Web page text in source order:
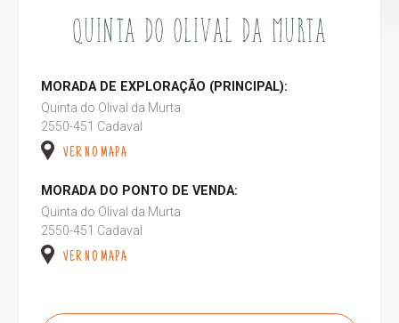
QUINTA DO OLIVAL DA MURTA
MORADA DE EXPLORAÇÃO (PRINCIPAL):
Quinta do Olival da Murta
2550-451 Cadaval
VER NO MAPA
MORADA DO PONTO DE VENDA:
Quinta do Olival da Murta
2550-451 Cadaval
VER NO MAPA